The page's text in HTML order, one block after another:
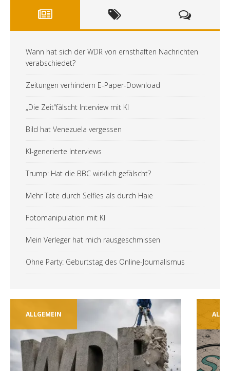
Wann hat sich der WDR von ernsthaften Nachrichten
verabschiedet?
Zeitungen verhindern E-Paper-Download
„Die Zeit“fälscht Interview mit KI
Bild hat Venezuela vergessen
KI-generierte Interviews
Trump: Hat die BBC wirklich gefälscht?
Mehr Tote durch Selfies als durch Haie
Fotomanipulation mit KI
Mein Verleger hat mich rausgeschmissen
Ohne Party: Geburtstag des Online-Journalismus
ALLGEMEIN